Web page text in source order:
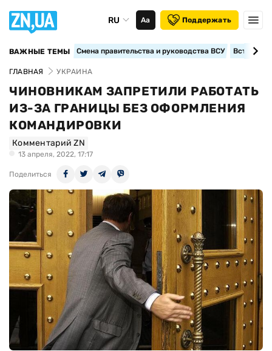
RU Аа Поддержать
ВАЖНЫЕ ТЕМЫ Смена правительства и руководства ВСУ
ГЛАВНАЯ УКРАИНА
ЧИНОВНИКАМ ЗАПРЕТИЛИ РАБОТАТЬ
ИЗ-ЗА ГРАНИЦЫ БЕЗ ОФОРМЛЕНИЯ
КОМАНДИРОВКИ
Комментарий ZN
13 апреля, 2022, 17:17
Поделиться